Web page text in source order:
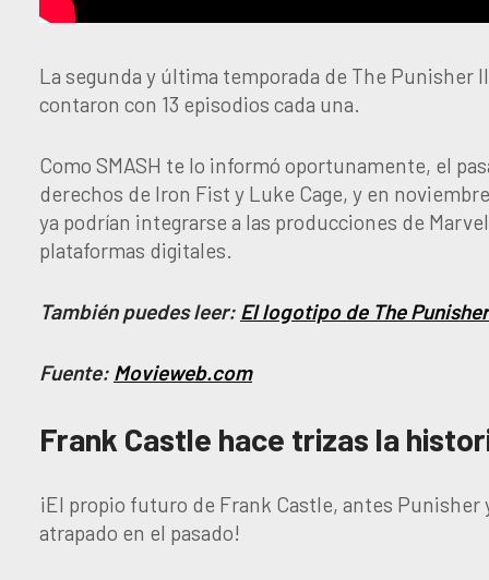
La segunda y última temporada de The Punisher
contaron con 13 episodios cada una.
Como SMASH te lo informó oportunamente, el
derechos de Iron Fist y Luke Cage, y en
ya podrían integrarse a las producciones de
plataformas digitales.
También puedes leer: El logotipo de The
Fuente: Movieweb.com
Frank Castle hace trizas la
¡El propio futuro de Frank Castle, antes
atrapado en el pasado!